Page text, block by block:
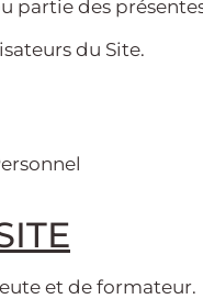
partie des
du Site.
et de formateur.